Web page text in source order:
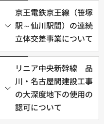
京王電鉄京王線（笹塚
駅～仙川駅間）の連続
立体交差事業について
リニア中央新幹線 品
川・名古屋間建設工事
の大深度地下の使用の
認可について